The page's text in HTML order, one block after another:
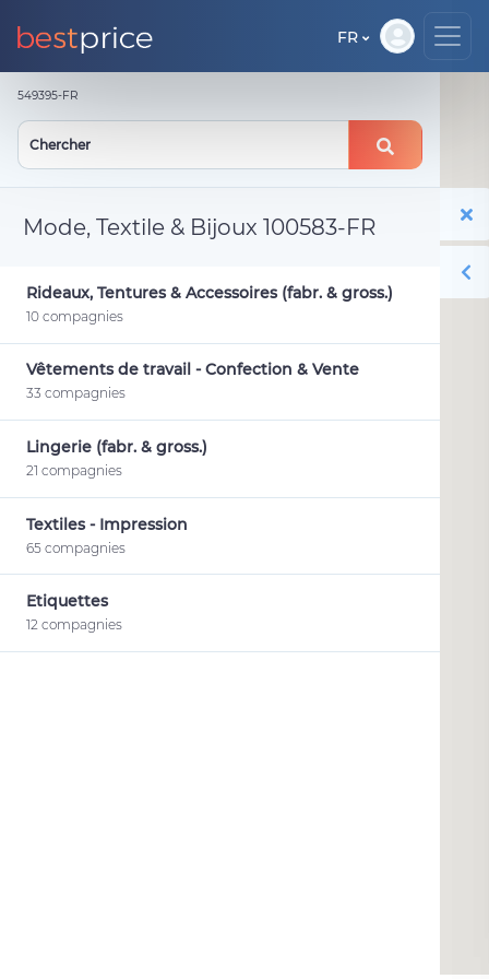
FR
549395-FR
Mode, Textile & Bijoux 100583-FR
Rideaux, Tentures & Accessoires (fabr. & gross.)
10 compagnies
Vêtements de travail - Confection & Vente
33 compagnies
Lingerie (fabr. & gross.)
21 compagnies
Textiles - Impression
65 compagnies
Etiquettes
12 compagnies